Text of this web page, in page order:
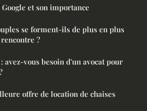
et son importance
se forment-ils de plus en plus
?
avez-vous besoin d'un avocat pour
offre de location de chaises